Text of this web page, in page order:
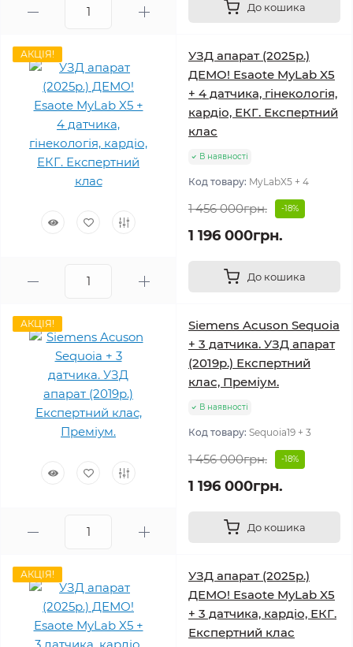
До кошика
АКЦІЯ!
УЗД апарат (2025р.)
ДЕМО! Esaote MyLab X5
+ 4 датчика, гінекологія,
кардіо, ЕКГ. Експертний
клас
В наявності
Код товару: MyLabX5 + 4
1 456 000грн. -18%
1 196 000грн.
До кошика
АКЦІЯ!
Siemens Acuson Sequoia
+ 3 датчика. УЗД апарат
(2019р.) Експертний
клас, Преміум.
В наявності
Код товару: Sequoia19 + 3
1 456 000грн. -18%
1 196 000грн.
До кошика
АКЦІЯ!
УЗД апарат (2025р.)
ДЕМО! Esaote MyLab X5
+ 3 датчика, кардіо, ЕКГ.
Експертний клас